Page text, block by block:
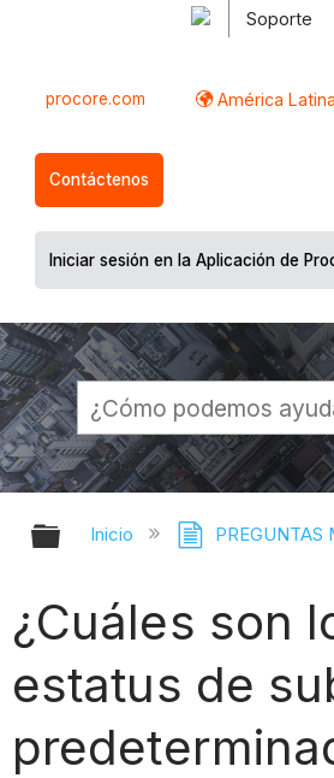
Soporte
procore.com América
Contáctenos
Iniciar sesión en la Aplicación de
Expandir/contraer
Inicio PREGUNTAS
¿Cuáles son
estatus de